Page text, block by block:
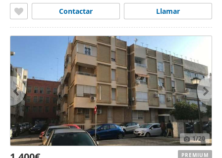
Llamar
Contactar
1/20
PREMIUM